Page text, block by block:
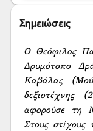
Σημειώσεις
Ο Θεόφιλος
Δρυμότοπο
Καβάλας
δεξιοτέχνης
αφορούσε τη
Στους στίχους